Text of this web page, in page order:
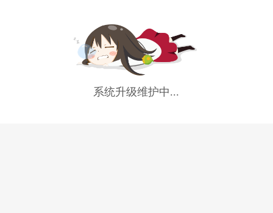
系统升级维护中...